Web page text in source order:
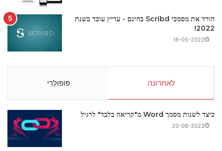
הורד את מסמכי Scribd בחינם - עדיין עובד בשנת
2022!
16-05-2022
לאחרונה פּוֹפּוּלָרִי
כיצד לשנות מסמך Word מ"קריאה בלבד" לרגיל
20-08-2022